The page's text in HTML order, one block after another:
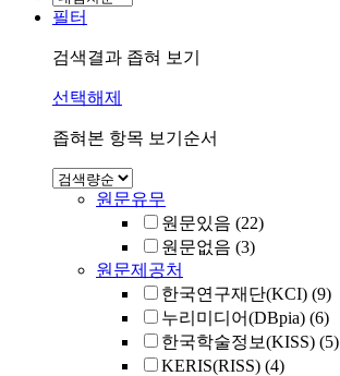
필터
검색결과 좁혀 보기
선택해제
좁혀본 항목 보기순서
원문유무
원문있음 (22)
원문없음 (3)
원문제공처
한국연구재단(KCI) (9)
누리미디어(DBpia) (6)
한국학술정보(KISS) (5)
KERIS(RISS) (4)